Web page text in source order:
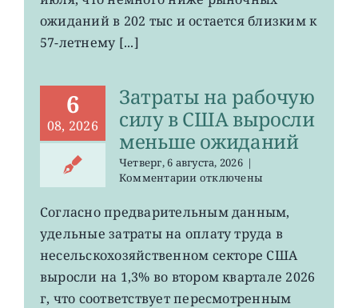
остается
лет
ожиданий в 202 тыс и остается близким к
57-летнему [...]
6
08, 2026
Затраты на рабочую
силу в США выросли
меньше ожиданий
Четверг, 6 августа, 2026 |
Комментариик
Затраты
рабочую
силу
США
выросли
отключены
Согласно предварительным данным,
удельные затраты на оплату труда в
несельскохозяйственном секторе США
выросли на 1,3% во втором квартале 2026
г, что соответствует пересмотренным